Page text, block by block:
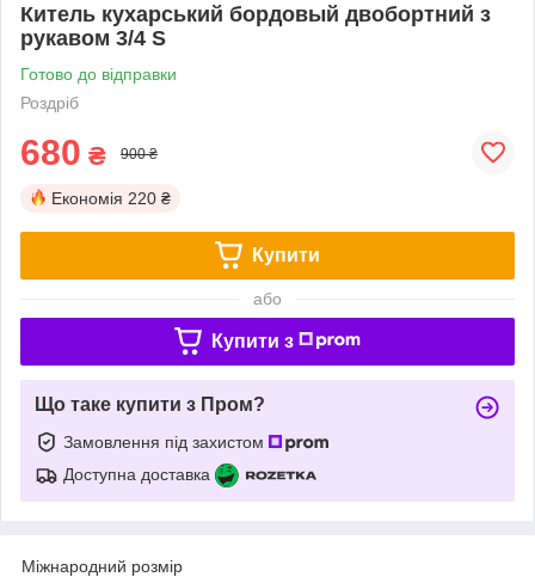
Китель кухарський бордовый двобортний з
рукавом 3/4 S
Готово до відправки
Роздріб
680 ₴ 900 ₴
Економія 220 ₴
Купити
або
Купити з
Що таке купити з Пром?
Замовлення під захистом
Доступна доставка
Міжнародний розмір